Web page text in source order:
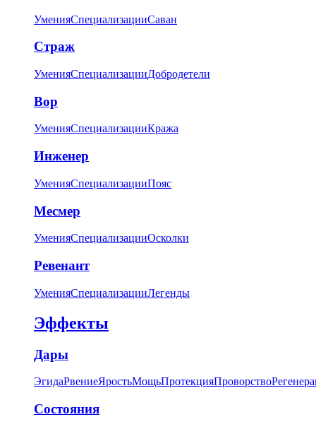
УменияСпециализацииСаван
Страж
УменияСпециализацииДобродетели
Вор
УменияСпециализацииКража
Инженер
УменияСпециализацииПояс
Месмер
УменияСпециализацииОсколки
Ревенант
УменияСпециализацииЛегенды
Эффекты
Дары
ЭгидаРвениеЯростьМощьПротекцияПроворство
Состояния